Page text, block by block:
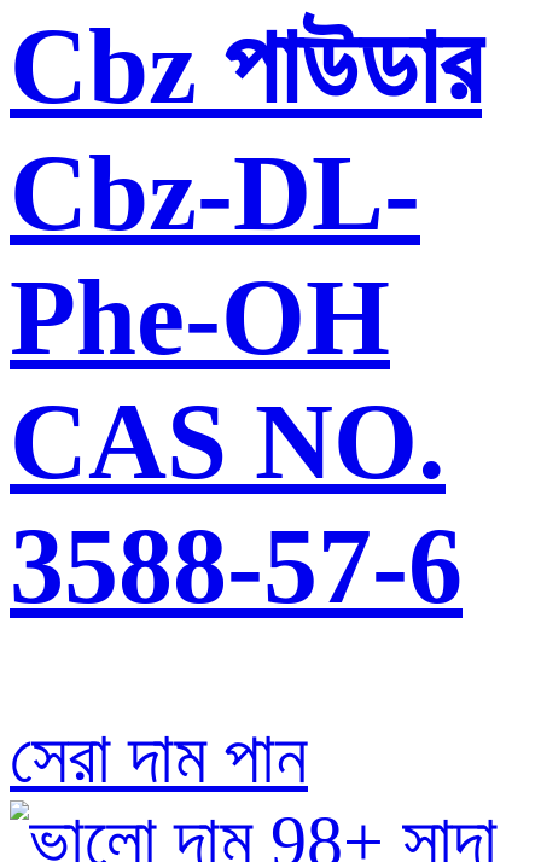
Cbz পাউডার
Cbz-DL-
Phe-OH
CAS NO.
3588-57-6
সেরা দাম পান